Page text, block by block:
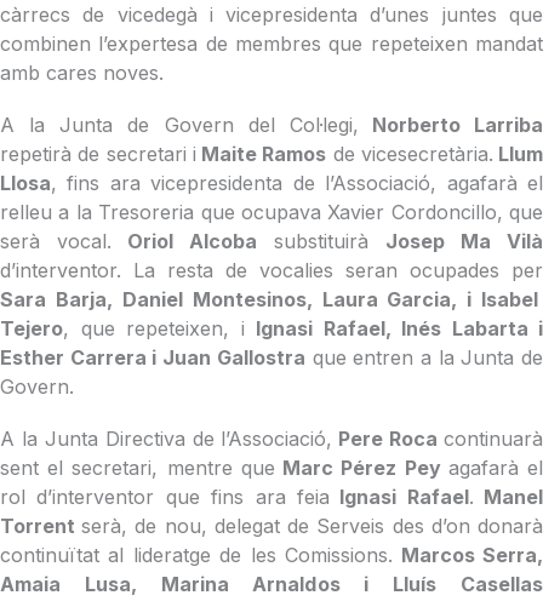
càrrecs de vicedegà i vicepresidenta d’unes juntes que
combinen l’expertesa de membres que repeteixen mandat
amb cares noves.
A la Junta de Govern del Col·legi, Norberto Larriba
repetirà de secretari i Maite Ramos de vicesecretària. Llum
Llosa, fins ara vicepresidenta de l’Associació, agafarà el
relleu a la Tresoreria que ocupava Xavier Cordoncillo, que
serà vocal. Oriol Alcoba substituirà Josep Ma Vilà
d’interventor. La resta de vocalies seran ocupades per
Sara Barja, Daniel Montesinos, Laura Garcia, i Isabel
Tejero, que repeteixen, i Ignasi Rafael, Inés Labarta i
Esther Carrera i Juan Gallostra que entren a la Junta de
Govern.
A la Junta Directiva de l’Associació, Pere Roca continuarà
sent el secretari, mentre que Marc Pérez Pey agafarà el
rol d’interventor que fins ara feia Ignasi Rafael. Manel
Torrentserà, de nou, delegat de Serveis des d’on donarà
continuïtat al lideratge de les Comissions. Marcos Serra,
Amaia Lusa, Marina Arnaldos i Lluís Casellas